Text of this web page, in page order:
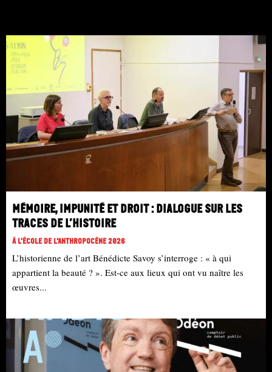
Mémoire, impunité et droit : dialogue sur les
traces de l’histoire
À L'école De L'Anthropocène 2026
L’historienne de l’art Bénédicte Savoy s’interroge : « à qui
appartient la beauté ? ». Est-ce aux lieux qui ont vu naître les
œuvres...